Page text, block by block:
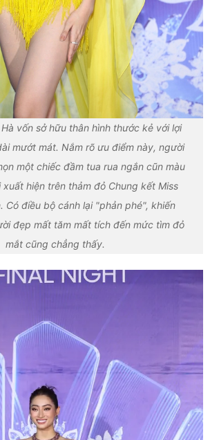
vốn sở hữu thân hình thước kẻ với lợi
mướt mát. Nắm rõ ưu điểm này, người
một chiếc đầm tua rua ngắn cũn màu
hiện trên thảm đỏ Chung kết Miss
Có điều bộ cánh lại "phản phé", khiến
đẹp mất tăm mất tích đến mức tìm đỏ
mắt cũng chẳng thấy.